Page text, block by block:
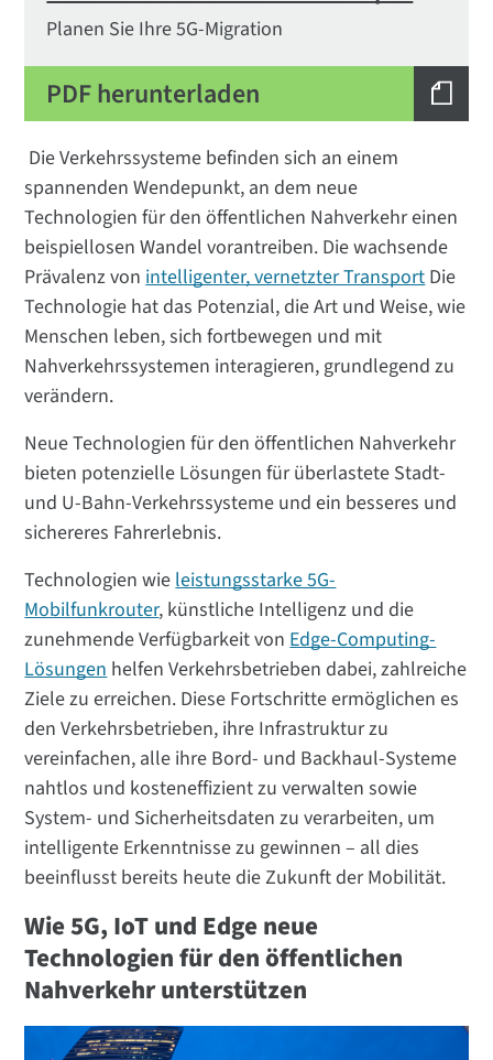
Planen Sie Ihre 5G-Migration
PDF herunterladen
Die Verkehrssysteme befinden sich an einem
spannenden Wendepunkt, an dem neue
Technologien für den öffentlichen Nahverkehr einen
beispiellosen Wandel vorantreiben. Die wachsende
Prävalenz vonintelligenter, vernetzter TransportDie
Technologie hat das Potenzial, die Art und Weise, wie
Menschen leben, sich fortbewegen und mit
Nahverkehrssystemen interagieren, grundlegend zu
verändern.
Neue Technologien für den öffentlichen Nahverkehr
bieten potenzielle Lösungen für überlastete Stadt-
und U-Bahn-Verkehrssysteme und ein besseres und
sichereres Fahrerlebnis.
Technologien wieleistungsstarke 5G-
Mobilfunkrouter, künstliche Intelligenz und die
zunehmende Verfügbarkeit vonEdge-Computing-
Lösungenhelfen Verkehrsbetrieben dabei, zahlreiche
Ziele zu erreichen. Diese Fortschritte ermöglichen es
den Verkehrsbetrieben, ihre Infrastruktur zu
vereinfachen, alle ihre Bord- und Backhaul-Systeme
nahtlos und kosteneffizient zu verwalten sowie
System- und Sicherheitsdaten zu verarbeiten, um
intelligente Erkenntnisse zu gewinnen – all dies
beeinflusst bereits heute die Zukunft der Mobilität.
Wie 5G, IoT und Edge neue
Technologien für den öffentlichen
Nahverkehr unterstützen